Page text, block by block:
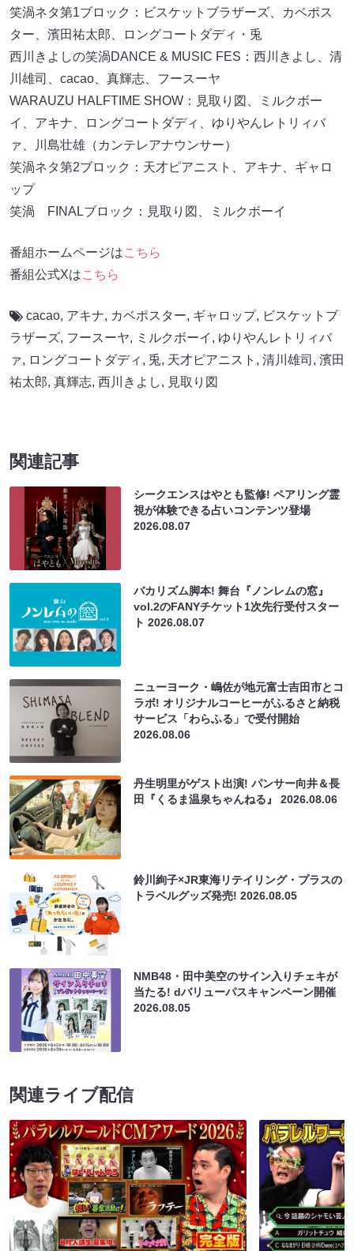
笑渦ネタ第1ブロック：ビスケットブラザーズ、カベポス
ター、濱田祐太郎、ロングコートダディ・兎
西川きよしの笑渦DANCE & MUSIC FES：西川きよし、清
川雄司、cacao、真輝志、フースーヤ
WARAUZU HALFTIME SHOW：見取り図、ミルクボー
イ、アキナ、ロングコートダディ、ゆりやんレトリィバ
ァ、川島壮雄（カンテレアナウンサー）
笑渦ネタ第2ブロック：天才ピアニスト、アキナ、ギャロ
ップ
笑渦 FINALブロック：見取り図、ミルクボーイ
番組ホームページはこちら
番組公式Xはこちら
cacao, アキナ, カベポスター, ギャロップ, ビスケットブ
ラザーズ, フースーヤ, ミルクボーイ , ゆりやんレトリィバ
ァ, ロングコートダディ , 兎, 天才ピアニスト , 清川雄司 , 濱田
祐太郎, 真輝志, 西川きよし, 見取り図
関連記事
シークエンスはやとも監修! ペアリング霊
視が体験できる占いコンテンツ登場
2026.08.07
バカリズム脚本! 舞台『ノンレムの窓』
vol.2のFANYチケット1次先行受付スター
ト2026.08.07
ニューヨーク・嶋佐が地元富士吉田市とコ
ラボ! オリジナルコーヒーがふるさと納税
サービス「わらふる」で受付開始
2026.08.06
丹生明里がゲスト出演! パンサー向井＆長
田『くるま温泉ちゃんねる』2026.08.06
鈴川絢子×JR東海リテイリング・プラスの
トラベルグッズ発売!2026.08.05
NMB48・田中美空のサイン入りチェキが
当たる! dバリューパスキャンペーン開催
2026.08.05
関連ライブ配信